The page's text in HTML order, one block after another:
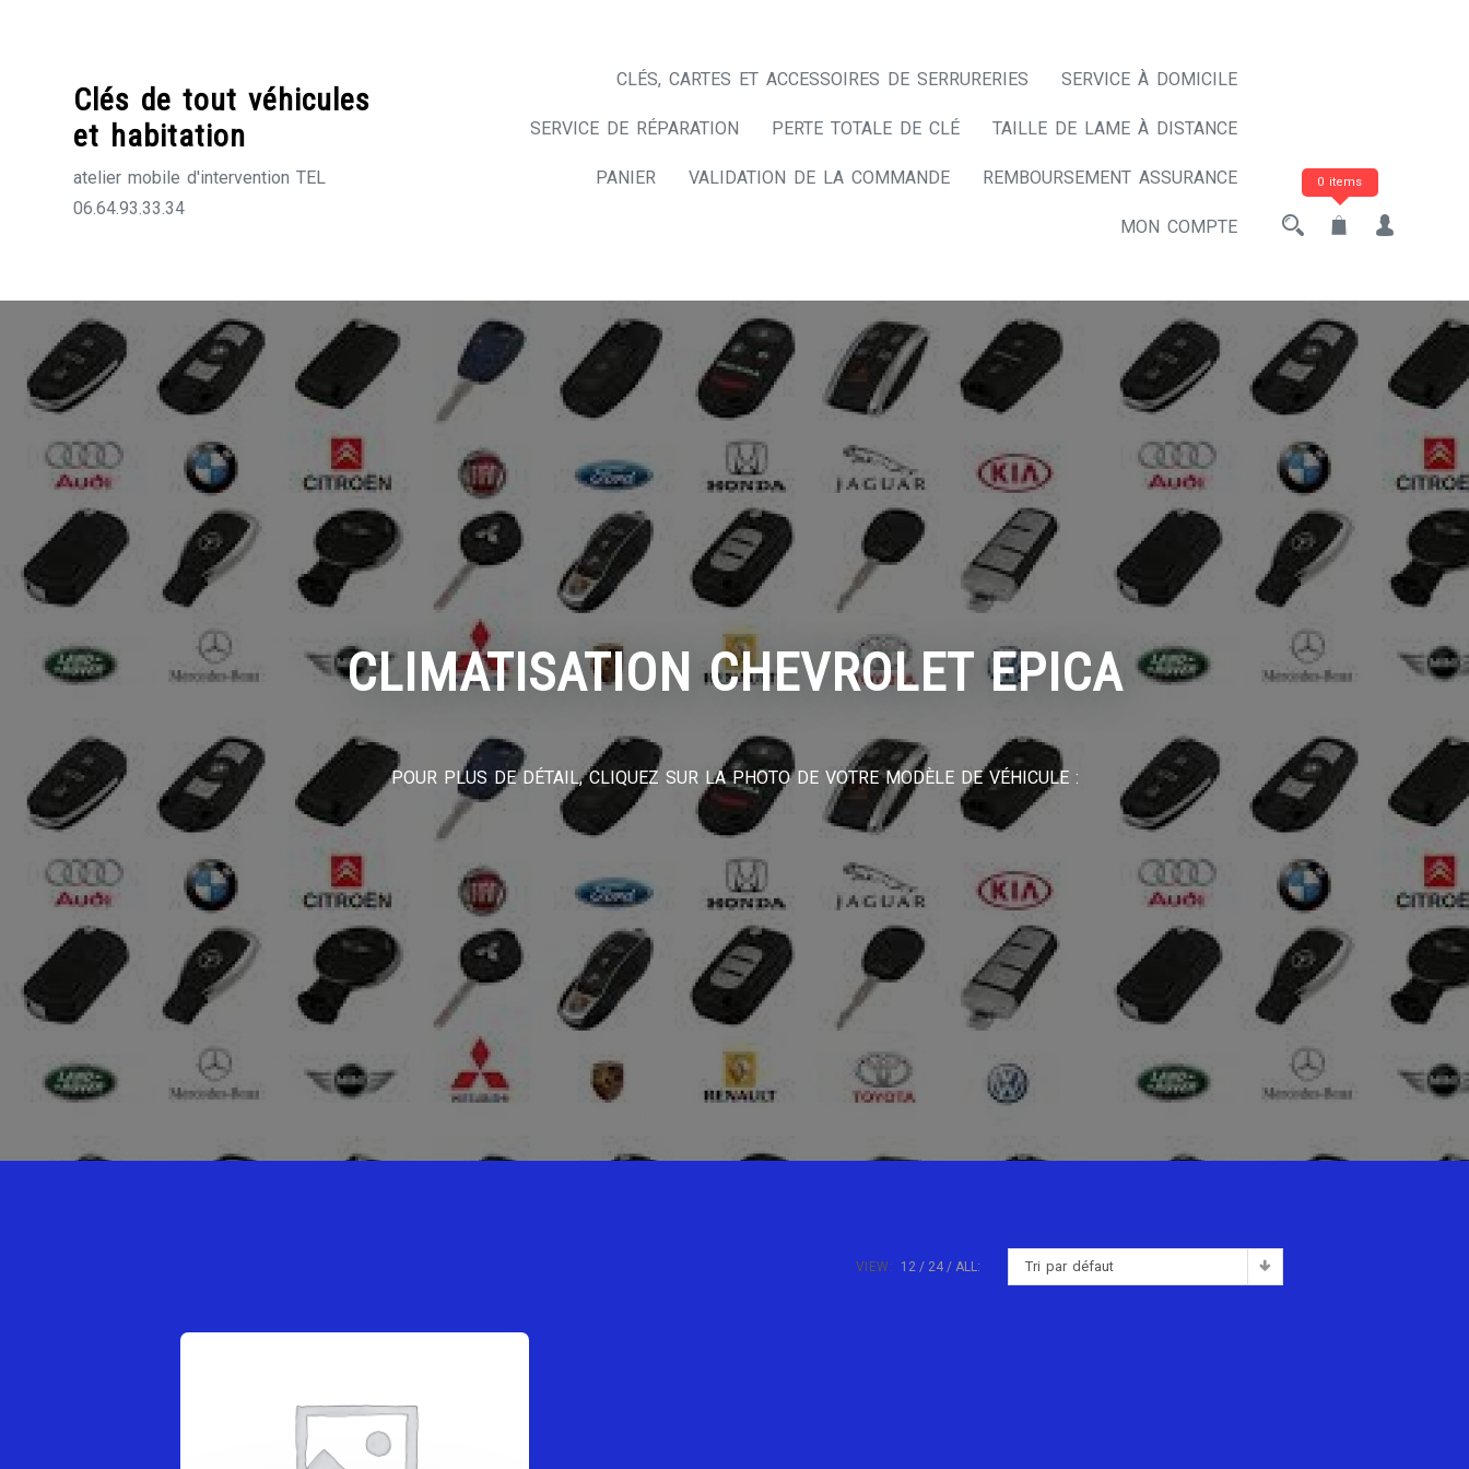
Clés de tout véhicules
et habitation
atelier mobile d'intervention TEL
06.64.93.33.34
CLÉS, CARTES ET ACCESSOIRES DE SERRURERIES SERVICE À DOMICILE
SERVICE DE RÉPARATION PERTE TOTALE DE CLÉ TAILLE DE LAME À DISTANCE
PANIER VALIDATION DE LA COMMANDE REMBOURSEMENT ASSURANCE
MON COMPTE
0 items
CLIMATISATION CHEVROLET EPICA
POUR PLUS DE DÉTAIL, CLIQUEZ SUR LA PHOTO DE VOTRE MODÈLE DE VÉHICULE :
Tri par défaut
VIEW: 12 24 ALL: